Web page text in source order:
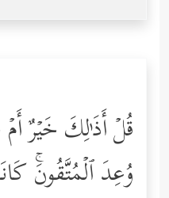
قُلۡ أَذَ ٰ⁠لِكَ خَیۡرٌ
وُعِدَ ٱلۡمُتَّقُونَۚ